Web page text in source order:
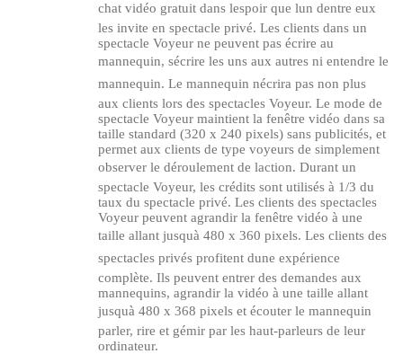
chat vidéo gratuit dans lespoir que lun dentre eux
les invite en spectacle privé. Les clients dans un
spectacle Voyeur ne peuvent pas écrire au
mannequin, sécrire les uns aux autres ni entendre le
mannequin. Le mannequin nécrira pas non plus
aux clients lors des spectacles Voyeur. Le mode de
spectacle Voyeur maintient la fenêtre vidéo dans sa
taille standard (320 x 240 pixels) sans publicités, et
permet aux clients de type voyeurs de simplement
observer le déroulement de laction. Durant un
spectacle Voyeur, les crédits sont utilisés à 1/3 du
taux du spectacle privé. Les clients des spectacles
Voyeur peuvent agrandir la fenêtre vidéo à une
taille allant jusquà 480 x 360 pixels. Les clients des
spectacles privés profitent dune expérience
complète. Ils peuvent entrer des demandes aux
mannequins, agrandir la vidéo à une taille allant
jusquà 480 x 368 pixels et écouter le mannequin
parler, rire et gémir par les haut-parleurs de leur
ordinateur.